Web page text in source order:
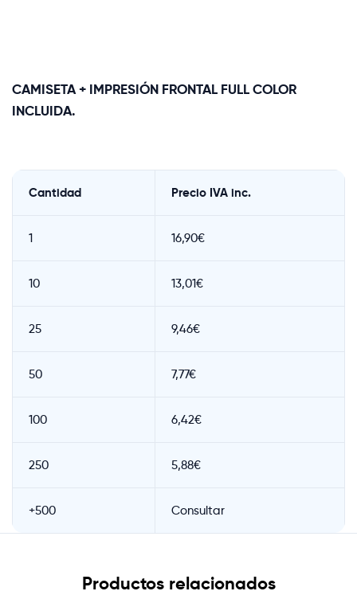
CAMISETA + IMPRESIÓN FRONTAL FULL COLOR
INCLUIDA.
Cantidad Precio IVA inc.
1 16,90€
10 13,01€
25 9,46€
50 7,77€
100 6,42€
250 5,88€
+500 Consultar
Productos relacionados